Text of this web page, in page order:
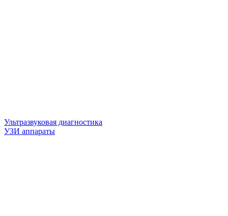
Ультразвуковая диагностика
УЗИ аппараты